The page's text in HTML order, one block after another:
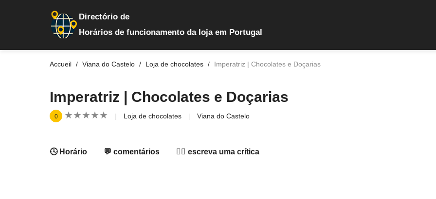
Directório de
Horários de funcionamento da loja em Portugal
Accueil Viana do Castelo Loja de chocolates Imperatriz | Chocolates e Doçarias
Imperatriz | Chocolates e Doçarias
0 ★★★★★
★★★★★ Loja de chocolates Viana do Castelo
🕓 Horário 💬 comentários ✍🏻 escreva uma crítica